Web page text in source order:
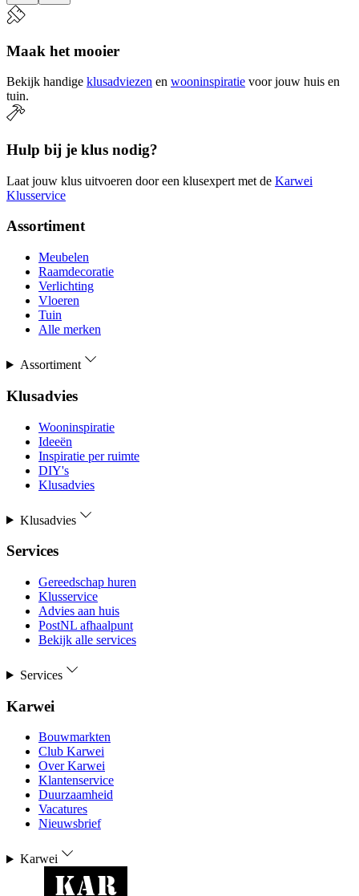
Maak het mooier
Bekijk handige klusadviezen en wooninspiratie voor jouw huis en
tuin.
Hulp bij je klus nodig?
Laat jouw klus uitvoeren door een klusexpert met de Karwei
Klusservice
Assortiment
Meubelen
Raamdecoratie
Verlichting
Vloeren
Tuin
Alle merken
Assortiment
Klusadvies
Wooninspiratie
Ideeën
Inspiratie per ruimte
DIY's
Klusadvies
Klusadvies
Services
Gereedschap huren
Klusservice
Advies aan huis
PostNL afhaalpunt
Bekijk alle services
Services
Karwei
Bouwmarkten
Club Karwei
Over Karwei
Klantenservice
Duurzaamheid
Vacatures
Nieuwsbrief
Karwei